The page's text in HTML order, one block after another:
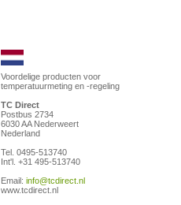
Voordelige producten voor
temperatuurmeting en -regeling
TC Direct
Postbus 2734
6030 AA Nederweert
Nederland
Tel. 0495-513740
Int'l. +31 495-513740
Email: info@tcdirect.nl
www.tcdirect.nl